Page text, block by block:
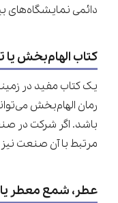
دائمی نمایشگاه‌های
کتاب الهام‌بخش
یک کتاب مفید در
رمان الهام‌بخش
باشد. اگر شرکت در
مرتبط با آن صنعت نیز
عطر، شمع معطر